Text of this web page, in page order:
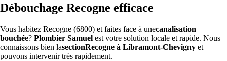
Débouchage Recogne efficace
Vous habitez Recogne (6800) et faites face à unecanalisation
bouchée? Plombier Samuel est votre solution locale et rapide. Nous
connaissons bien lasectionRecogne à Libramont-Chevigny et
pouvons intervenir très rapidement.